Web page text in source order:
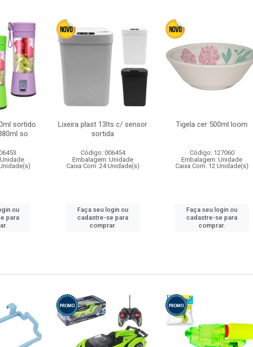
sortido
so
ou
para
Lixeira plast 13lts c/ sensor
sortida
Código: 006454
Embalagem: Unidade
Caixa Com: 24 Unidade(s)
Faça seu login ou
cadastre-se para
comprar.
Tigela cer 500ml loom
Código: 127060
Embalagem: Unidade
Caixa Com: 12 Unidade(s)
Faça seu login ou
cadastre-se para
comprar.